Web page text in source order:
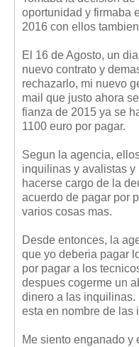
oportunidad y firmaba
2016 con ellos
El 16 de Agosto, un
nuevo contrato y
rechazarlo, mi nuevo
mail que justo ahora
fianza de 2015 ya se
1100 euro por pagar.
Segun la agencia,
inquilinas y avalistas
hacerse cargo de la
acuerdo de pagar por
varios cosas mas.
Desde entonces, la
que yo deberia pagar
por pagar a los
despues cogerme un
dinero a las inquilinas.
esta en nombre de las
Me siento enganado y